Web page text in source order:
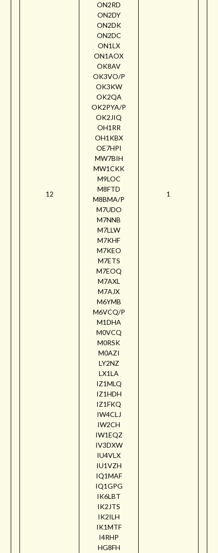
12
ON2RD
ON2DY
ON2DK
ON2DC
ON1LX
ON1AOX
OK8AV
OK3VO/P
OK3KW
OK2QA
OK2PYA/P
OK2JIQ
OH1RR
OH1KBX
OE7HPI
MW7BIH
MW1CKK
M9LOC
M8FTD
M8BMA/P
M7UDO
M7NNB
M7LLW
M7KHF
M7KEO
M7ETS
M7EOQ
M7AXL
M7AJX
M6YMB
M6VCQ/P
M1DHA
M0VCQ
M0RSK
M0AZI
LY2NZ
LX1LA
IZ1MLQ
IZ1HDH
IZ1FKQ
IW4CLJ
IW2CH
IW1EQZ
IV3DXW
IU4VLX
IU1VZH
IQ1MAF
IQ1GPG
IK6LBT
IK2JTS
IK2ILH
IK1MTF
I4RHP
HG8FH
1